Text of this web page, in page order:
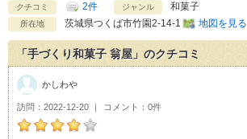
クチコミ 2件 ジャンル 和菓子
所在地 茨城県つくば市竹園2-14-1 地図を見る
「手づくり和菓子 翁屋」のクチコミ
訪問 2022-12-20 コメント 0件
かしわや